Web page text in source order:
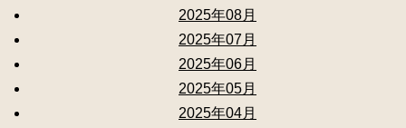
2025年08月
2025年07月
2025年06月
2025年05月
2025年04月